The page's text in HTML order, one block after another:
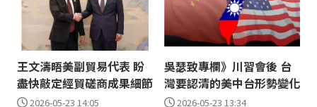
王文濤晤美副貿易代表 盼
盡快敲定經貿磋商成果細節
2026-05-23 14:05
吳瑟致專欄》川習會後 台
灣要認清的美中台形勢變化
2026-05-23 13:34